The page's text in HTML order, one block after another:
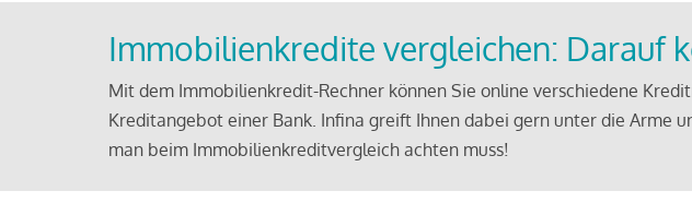
Immobilienkredite vergleichen: Darauf
Mit dem Immobilienkredit-Rechner können Sie online verschiedene
Kreditangebot einer Bank. Infina greift Ihnen dabei gern unter die Arme
man beim Immobilienkreditvergleich achten muss!